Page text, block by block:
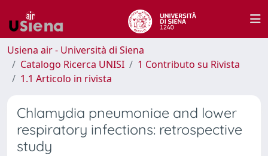
Usiena air - Università di Siena
Catalogo Ricerca UNISI
1 Contributo su Rivista
1.1 Articolo in rivista
Chlamydia pneumoniae and lower
respiratory infections: retrospective
study